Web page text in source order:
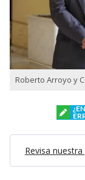
Roberto Arroyo y
Revisa